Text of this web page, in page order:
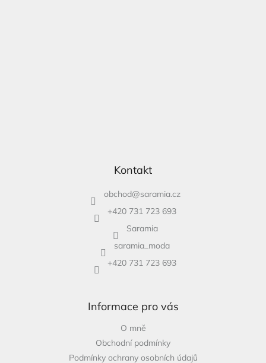
Kontakt
obchod@saramia.cz
+420 731 723 693
Saramia
saramia_moda
+420 731 723 693
Informace pro vás
O mně
Obchodní podmínky
Podmínky ochrany osobních údajů